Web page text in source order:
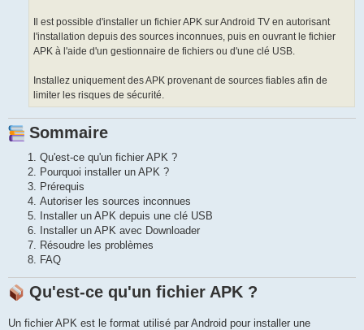
Il est possible d'installer un fichier APK sur Android TV en autorisant
l'installation depuis des sources inconnues, puis en ouvrant le fichier
APK à l'aide d'un gestionnaire de fichiers ou d'une clé USB.
Installez uniquement des APK provenant de sources fiables afin de
limiter les risques de sécurité.
Sommaire
Qu'est-ce qu'un fichier APK ?
Pourquoi installer un APK ?
Prérequis
Autoriser les sources inconnues
Installer un APK depuis une clé USB
Installer un APK avec Downloader
Résoudre les problèmes
FAQ
Qu'est-ce qu'un fichier APK ?
Un fichier APK est le format utilisé par Android pour installer une